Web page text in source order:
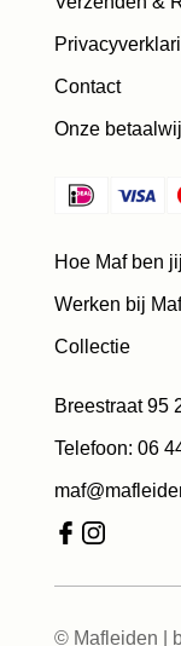
Contact
Onze
Hoe Maf ben
Werken bij Maf
Collectie
Breestraat 95
Telefoon: 06
© Mafleiden |